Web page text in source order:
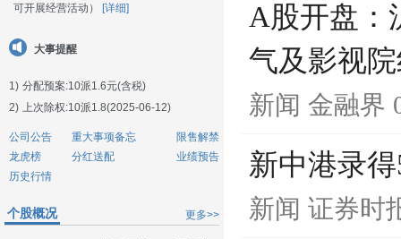
可开展经营活动）
[详细]
大事提醒
1) 分配预案:10派1.6元(含税)
2) 上次除权:10派1.8(2025-06-12)
公司公告 重大事项备忘
限售解禁
龙虎榜
分红送配
业绩预告
历史行情
更多>>
个股概况
A股开盘：
气及影视
新闻 金融界
新中港录
新闻 证券时